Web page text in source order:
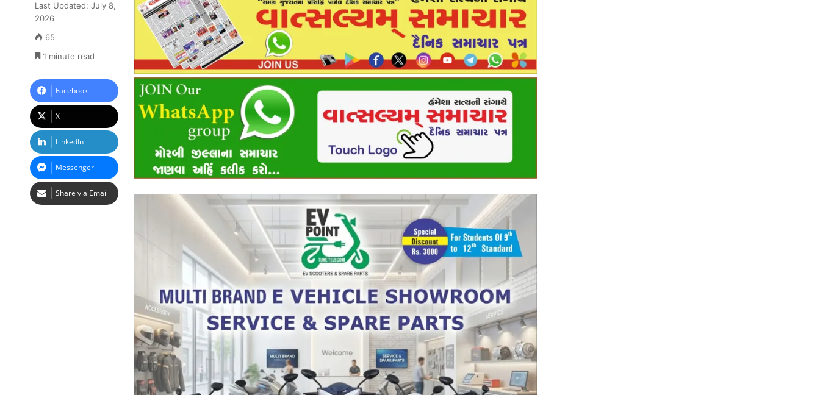
Last Updated: July 8,
2026
65
1 minute read
Facebook
X
LinkedIn
Messenger
Share via Email